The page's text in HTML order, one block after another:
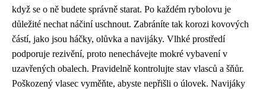
když se o ně budete správně starat. Po každém rybolovu je
důležité nechat náčiní uschnout. Zabráníte tak korozi kovových
částí, jako jsou háčky, olůvka a navijáky. Vlhké prostředí
podporuje rezivění, proto nenechávejte mokré vybavení v
uzavřených obalech. Pravidelně kontrolujte stav vlasců a šňůr.
Poškozený vlasec vyměňte, abyste nepřišli o úlovek. Navijáky